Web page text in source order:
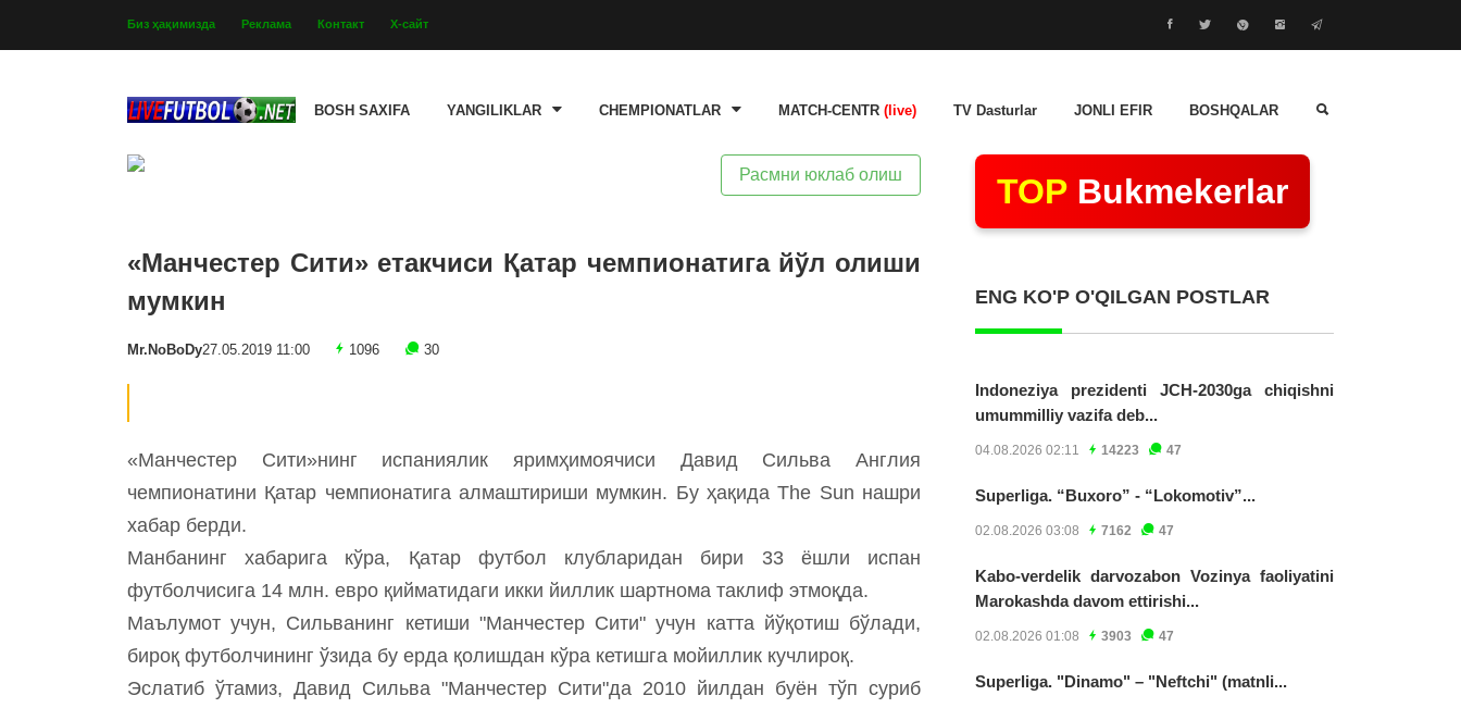
Биз ҳақимизда Реклама Контакт Х-сайт
BOSH SAXIFA YANGILIKLAR CHEMPIONATLAR MATCH-CENTR (live) TV Dasturlar JONLI EFIR BOSHQALAR
Расмни юклаб олиш
«Манчестер Сити» етакчиси Қатар чемпионатига йўл олиши
мумкин
Mr.NoBoDy27.05.2019 11:00 1096 30
«Манчестер Сити»нинг испаниялик яримҳимоячиси Давид Сильва Англия
чемпионатини Қатар чемпионатига алмаштириши мумкин. Бу ҳақида The Sun нашри
хабар берди.
Манбанинг хабарига кўра, Қатар футбол клубларидан бири 33 ёшли испан
футболчисига 14 млн. евро қийматидаги икки йиллик шартнома таклиф этмоқда.
Маълумот учун, Сильванинг кетиши "Манчестер Сити" учун катта йўқотиш бўлади,
бироқ футболчининг ўзида бу ерда қолишдан кўра кетишга мойиллик кучлироқ.
Эслатиб ўтамиз, Давид Сильва "Манчестер Сити"да 2010 йилдан буён тўп суриб
TOP Bukmekerlar
ENG KO'P O'QILGAN POSTLAR
Indoneziya prezidenti JCH-2030ga chiqishni
umummilliy vazifa deb...
04.08.2026 02:11 14223 47
Superliga. “Buxoro” - “Lokomotiv”...
02.08.2026 03:08 7162 47
Kabo-verdelik darvozabon Vozinya faoliyatini
Marokashda davom ettirishi...
02.08.2026 01:08 3903 47
Superliga. "Dinamo" – "Neftchi" (matnli...